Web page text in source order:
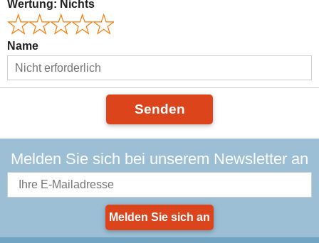
Wertung: Nichts
Name
Senden
Melden Sie sich bei unserem Newsletter an
Melden Sie sich an